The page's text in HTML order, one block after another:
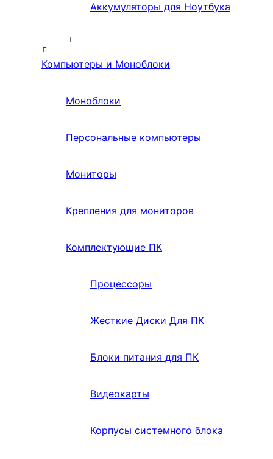
Аккумуляторы для Ноутбука
Компьютеры и Моноблоки
Моноблоки
Персональные компьютеры
Мониторы
Крепления для мониторов
Комплектующие ПК
Процессоры
Жесткие Диски Для ПК
Блоки питания для ПК
Видеокарты
Корпусы системного блока